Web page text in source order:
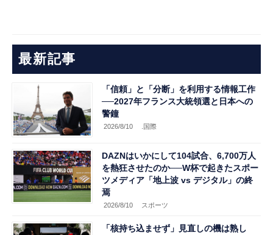
最新記事
「信頼」と「分断」を利用する情報工作
──2027年フランス大統領選と日本への
警鐘
2026/8/10 .国際
DAZNはいかにして104試合、6,700万人
を熱狂させたのか──W杯で起きたスポー
ツメディア「地上波 vs デジタル」の終
焉
2026/8/10 スポーツ
「核持ち込ませず」見直しの機は熟し